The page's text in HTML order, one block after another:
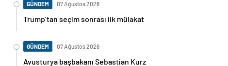
GÜNDEM 07 Ağustos 2026
Trump’tan seçim sonrası ilk mülakat
GÜNDEM 07 Ağustos 2026
Avusturya başbakanı Sebastian Kurz